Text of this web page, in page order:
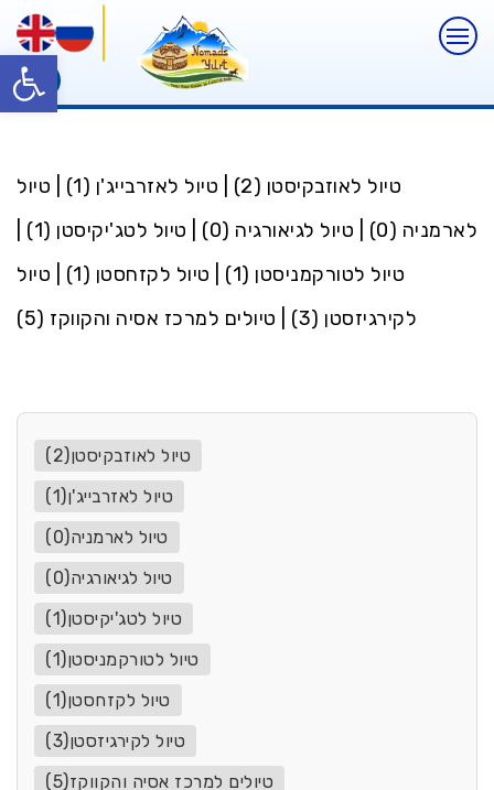
טיול לאוזבקיסטן (2) טיול לאזרבייג'ן (1)
טיול
לארמניה (0)
טיול לגיאורגיה (0) טיול לטג'יקיסטן (1)
טיול לטורקמניסטן (1)
טיול לקזחסטן (1)
טיול
לקירגיזסטן (3)
טיולים למרכז אסיה והקווקז (5)
טיול לאוזבקיסטן(2)
טיול לאזרבייג'ן(1)
טיול לארמניה(0)
טיול לגיאורגיה(0)
טיול לטג'יקיסטן(1)
טיול לטורקמניסטן(1)
טיול לקזחסטן(1)
טיול לקירגיזסטן(3)
טיולים למרכז אסיה והקווקז(5)